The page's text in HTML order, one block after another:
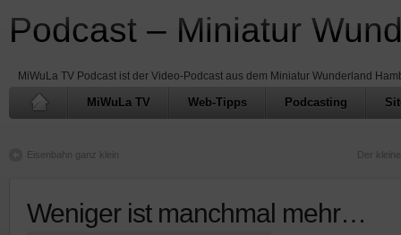
Podcast – Miniatur
MiWuLa TV Podcast ist der Video-Podcast aus dem Miniatur Wunderland
MiWuLa TV Web-Tipps Podcasting
Eisenbahn ganz klein Der
Weniger ist manchmal mehr…